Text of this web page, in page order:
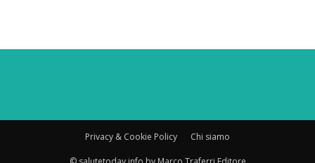
Privacy & Cookie Policy Chi siamo